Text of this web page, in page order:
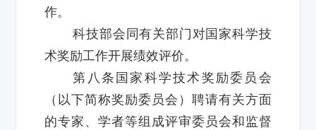
作。
科技部会同有关部门对国家科学技
术奖励工作开展绩效评价。
第八条国家科学技术奖励委员会
（以下简称奖励委员会）聘请有关方面
的专家、学者等组成评审委员会和监督